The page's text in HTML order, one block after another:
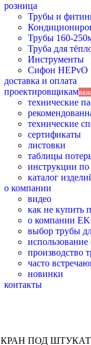
розница
Трубы и
Трубы 160-
Труба для
Инструменты
Сифон HEPvO
доставка и оплата
проектировщикам
технические
технические
сертификаты
листовки
таблицы
инструкции
каталог
о компании
видео
как не купить
о компании
выбор трубы
производство
часто
новинки
контакты
КРАН ПОД